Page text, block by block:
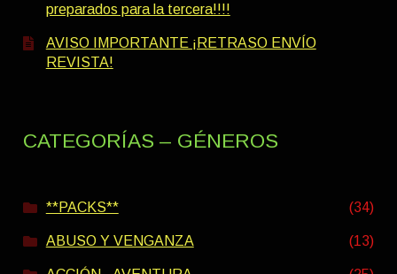
preparados para la tercera!!!!
AVISO IMPORTANTE ¡RETRASO ENVÍO
REVISTA!
CATEGORÍAS – GÉNEROS
**PACKS** (34)
ABUSO Y VENGANZA (13)